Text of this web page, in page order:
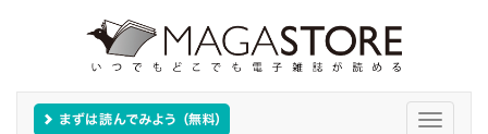
Toggle